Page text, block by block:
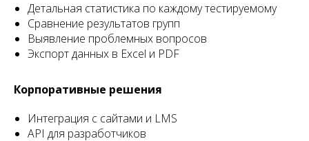
Детальная статистика по каждому тестируемому
Сравнение результатов групп
Выявление проблемных вопросов
Экспорт данных в Excel и PDF
Корпоративные решения
Интеграция с сайтами и LMS
API для разработчиков